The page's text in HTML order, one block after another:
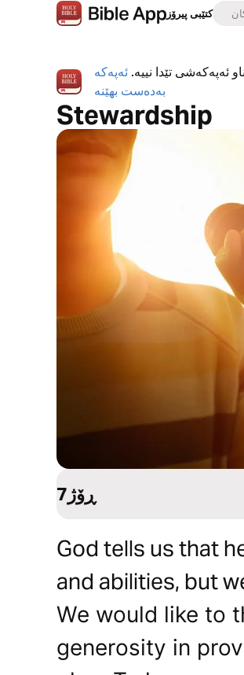
کتێبی پیرۆز
ئەپەکەشی تێدا نییە. ئەپەکە
بەدەست بهێنە
Stewardship
7ڕۆژ
God tells us that
and abilities, but
We would like to
generosity in